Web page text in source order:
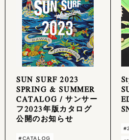
SUN SURF 2023
SPRING & SUMMER
CATALOG / サンサー
フ2023年版カタログ
公開のお知らせ
#CATALOG